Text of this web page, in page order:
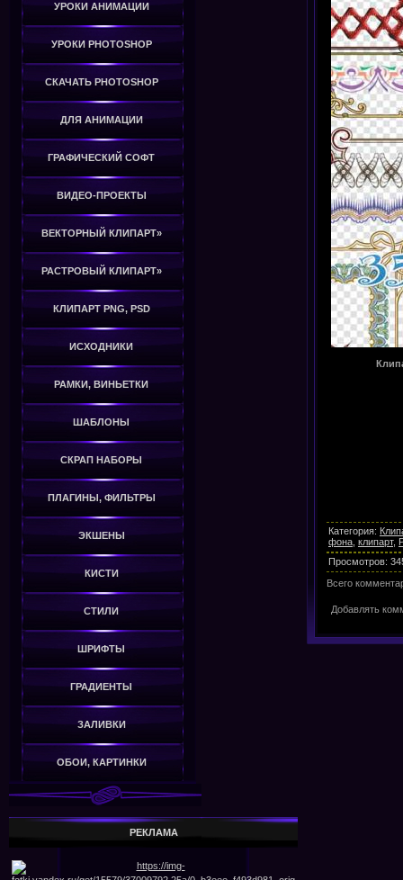
УРОКИ АНИМАЦИИ
УРОКИ PHOTOSHOP
СКАЧАТЬ PHOTOSHOP
ДЛЯ АНИМАЦИИ
ГРАФИЧЕСКИЙ СОФТ
ВИДЕО-ПРОЕКТЫ
ВЕКТОРНЫЙ КЛИПАРТ»
РАСТРОВЫЙ КЛИПАРТ»
КЛИПАРТ PNG, PSD
ИСХОДНИКИ
РАМКИ, ВИНЬЕТКИ
ШАБЛОНЫ
СКРАП НАБОРЫ
ПЛАГИНЫ, ФИЛЬТРЫ
ЭКШЕНЫ
КИСТИ
СТИЛИ
ШРИФТЫ
ГРАДИЕНТЫ
ЗАЛИВКИ
ОБОИ, КАРТИНКИ
РЕКЛАМА
Категория:
фона клипарт,
Просмотров:
Всего
Добавлять